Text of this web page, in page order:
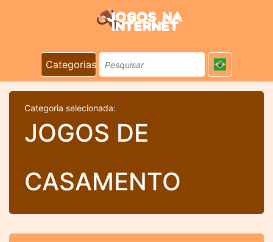
Categorias
Categoria selecionada:
JOGOS DE
CASAMENTO